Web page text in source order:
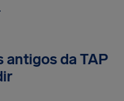
antigos da TAP